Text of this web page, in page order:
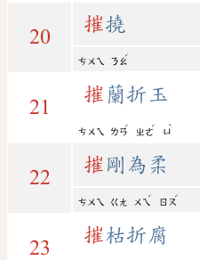
20
摧撓
ㄘㄨㄟ ㄋㄠ
ˊ
21
摧 蘭折玉
ㄘㄨㄟ ㄌㄢ
ˊ
ㄓㄜ
ˊ
ㄩ
ˋ
22
摧 剛為柔
ㄘㄨㄟ ㄍㄤ ㄨㄟ
ˊ
ㄖㄡ
ˊ
23
摧枯折腐